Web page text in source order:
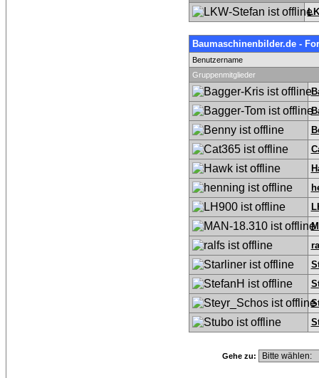
Baumaschinenbilder.de -
Benutzername
Gruppenmitglieder
Gehe zu: